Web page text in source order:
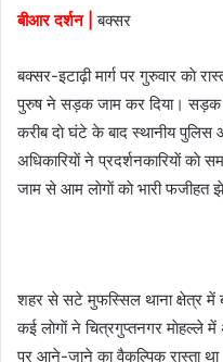
l
बीआर दर्शन | बक्सर
बक्सर-इटाढ़ी मार्ग पर गुरुवार काे
पुरुष ने सड़क जाम कर दिया। सड़क
करीब दाे घंटे के बाद स्थानीय
अधिकारियाें ने प्रदर्शनकारियाें
जाम से आम लाेगाें काे भारी फजीहत
शहर से सटे मुफस्सिल थाना क्षेत्र में
कई लाेगाें ने चित्रगुप्तनगर
पर आने-जाने का वैकल्पिक रास्ता